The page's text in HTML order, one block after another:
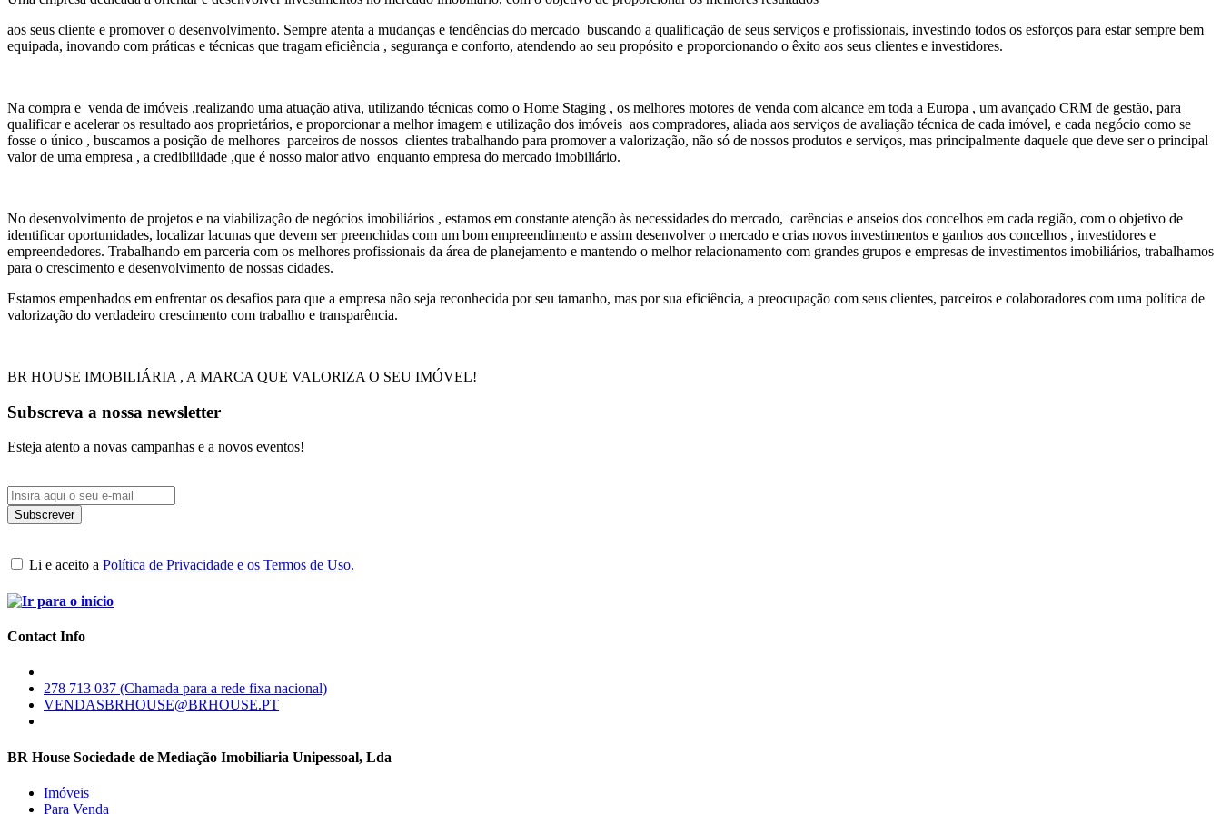
aos seus cliente e promover o desenvolvimento. Sempre atenta a mudanças e tendências do mercado buscando a qualificação de seus serviços e profissionais, investindo todos os esforços para estar sempre bem
equipada, inovando com práticas e técnicas que tragam eficiência , segurança e conforto, atendendo ao seu propósito e proporcionando o êxito aos seus clientes e investidores.
Na compra e venda de imóveis ,realizando uma atuação ativa, utilizando técnicas como o Home Staging , os melhores motores de venda com alcance em toda a Europa , um avançado CRM de gestão, para
qualificar e acelerar os resultado aos proprietários, e proporcionar a melhor imagem e utilização dos imóveis aos compradores, aliada aos serviços de avaliação técnica de cada imóvel, e cada negócio como se
fosse o único , buscamos a posição de melhores parceiros de nossos clientes trabalhando para promover a valorização, não só de nossos produtos e serviços, mas principalmente daquele que deve ser o principal
valor de uma empresa , a credibilidade ,que é nosso maior ativo enquanto empresa do mercado imobiliário.
No desenvolvimento de projetos e na viabilização de negócios imobiliários , estamos em constante atenção às necessidades do mercado, carências e anseios dos concelhos em cada região, com o objetivo de
identificar oportunidades, localizar lacunas que devem ser preenchidas com um bom empreendimento e assim desenvolver o mercado e crias novos investimentos e ganhos aos concelhos , investidores e
empreendedores. Trabalhando em parceria com os melhores profissionais da área de planejamento e mantendo o melhor relacionamento com grandes grupos e empresas de investimentos imobiliários, trabalhamos
para o crescimento e desenvolvimento de nossas cidades.
Estamos empenhados em enfrentar os desafios para que a empresa não seja reconhecida por seu tamanho, mas por sua eficiência, a preocupação com seus clientes, parceiros e colaboradores com uma política de
valorização do verdadeiro crescimento com trabalho e transparência.
BR HOUSE IMOBILIÁRIA , A MARCA QUE VALORIZA O SEU IMÓVEL!
Subscreva a nossa newsletter
Esteja atento a novas campanhas e a novos eventos!
Li e aceito a Política de Privacidade e os Termos de Uso.
Contact Info
278 713 037 (Chamada para a rede fixa nacional)
VENDASBRHOUSE@BRHOUSE.PT
BR House Sociedade de Mediação Imobiliaria Unipessoal, Lda
Imóveis
Para Venda